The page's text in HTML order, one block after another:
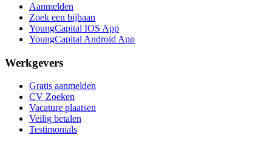
Aanmelden
Zoek een bijbaan
YoungCapital IOS App
YoungCapital Android App
Werkgevers
Gratis aanmelden
CV Zoeken
Vacature plaatsen
Veilig betalen
Testimonials